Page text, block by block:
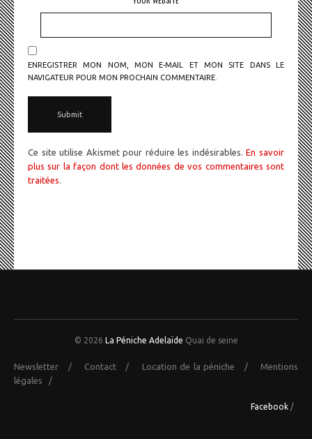
ENREGISTRER MON NOM, MON E-MAIL ET MON SITE DANS LE
NAVIGATEUR POUR MON PROCHAIN COMMENTAIRE.
Ce site utilise Akismet pour réduire les indésirables.En savoir
plus sur la façon dont les données de vos commentaires sont
traitées
© 2026 La Péniche Adelaïde Quai de seine
Newsletter / Contact/ Location de la péniche /
Mentions
légales /
Facebook /